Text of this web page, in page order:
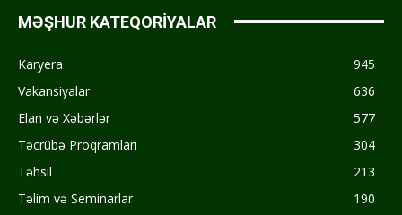
MƏŞHUR KATEQORİYALAR
Karyera
945
Vakansiyalar
636
Elan və Xəbərlər
577
Təcrübə Proqramları
304
Təhsil
213
Təlim və Seminarlar
190